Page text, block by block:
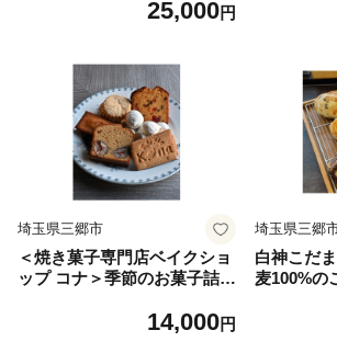
25,000円
埼玉県三郷市
＜焼き菓子専門店ベイクショ
ップ コナ＞季節のお菓子詰め
14,000円
埼玉県三郷
白神こだ
麦100%の